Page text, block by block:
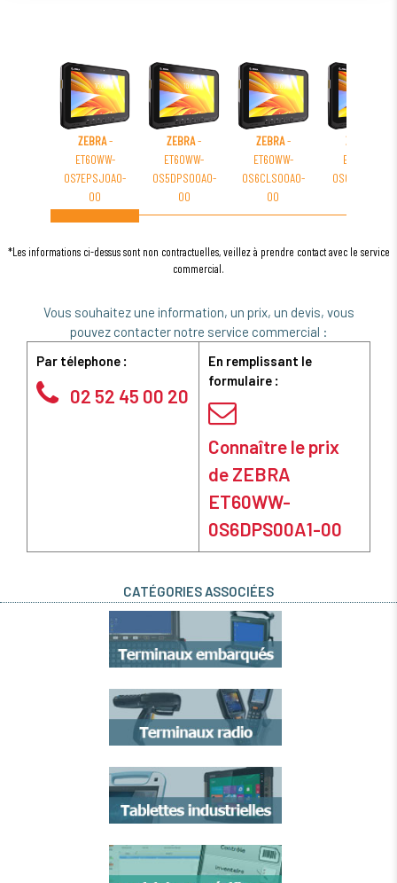
ZEBRA-
ET60WW-
0S7EPSJ0A0-
00
ZEBRA-
ET60WW-
0S5DPS00A0-
00
ZEBRA-
ET60WW-
0S6CLS00A0-
00
ZEBRA
ET60WW-
0S6DPS00A1-
*Les informations ci-dessus sont non contractuelles, veillez à prendre contact avec le service
commercial.
Vous souhaitez une information, un prix, un devis, vous
pouvez contacter notre service commercial :
Par télephone :
02 52 45 00 20
En remplissant le
formulaire :
Connaître le prix
de ZEBRA
ET60WW-
0S6DPS00A1-00
CATÉGORIES ASSOCIÉES